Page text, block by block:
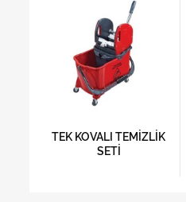
TEK KOVALI TEMİZLİK
SETİ